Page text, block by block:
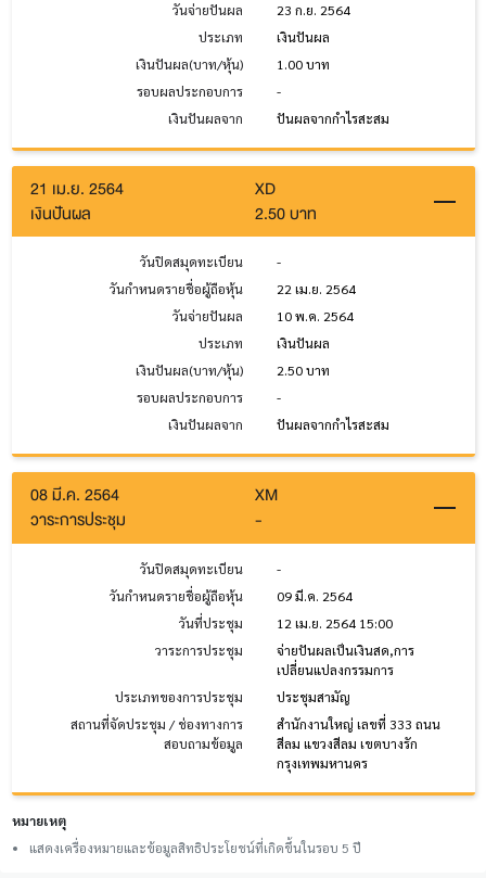
วันจ่ายปันผล
23 ก.ย. 2564
ประเภท
เงินปันผล
เงินปันผล(บาท/หุ้น)
1.00 บาท
รอบผลประกอบการ
-
เงินปันผลจาก
ปันผลจากกำไรสะสม
21 เม.ย. 2564
XD
เงินปันผล
2.50 บาท
วันปิดสมุดทะเบียน
-
วันกำหนดรายชื่อผู้ถือหุ้น
22 เม.ย. 2564
วันจ่ายปันผล
10 พ.ค. 2564
ประเภท
เงินปันผล
เงินปันผล(บาท/หุ้น)
2.50 บาท
รอบผลประกอบการ
-
เงินปันผลจาก
ปันผลจากกำไรสะสม
08 มี.ค. 2564
XM
วาระการประชุม
-
วันปิดสมุดทะเบียน
-
วันกำหนดรายชื่อผู้ถือหุ้น
09 มี.ค. 2564
วันที่ประชุม
12 เม.ย. 2564 15:00
วาระการประชุม
จ่ายปันผลเป็นเงินสด,การ
เปลี่ยนแปลงกรรมการ
ประเภทของการประชุม
ประชุมสามัญ
สถานที่จัดประชุม / ช่องทางการ
สอบถามข้อมูล
สำนักงานใหญ่ เลขที่ 333 ถนน
สีลม แขวงสีลม เขตบางรัก
กรุงเทพมหานคร
หมายเหตุ
แสดงเครื่องหมายและข้อมูลสิทธิประโยชน์ที่เกิดขึ้นในรอบ 5 ปี